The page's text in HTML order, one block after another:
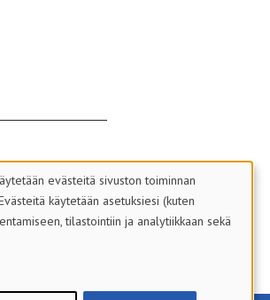
evästeitä sivuston toiminnan
käytetään asetuksiesi (kuten
tilastointiin ja analytiikkaan sekä